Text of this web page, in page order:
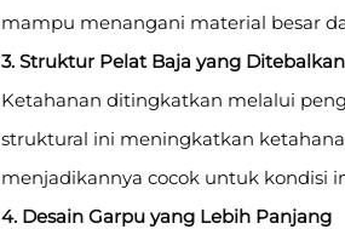
mampu menangani material besar
3. Struktur Pelat Baja yang Ditebalkan
Ketahanan ditingkatkan melalui
struktural ini meningkatkan
menjadikannya cocok untuk kondisi
4. Desain Garpu yang Lebih Panjang